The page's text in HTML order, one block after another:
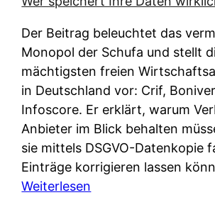
Der Beitrag beleuchtet das
Monopol der Schufa und stellt
mächtigsten freien
in Deutschland vor: Crif,
Infoscore. Er erklärt, warum
Anbieter im Blick behalten
sie mittels DSGVO-Datenkopie
Einträge korrigieren lassen
Weiterlesen